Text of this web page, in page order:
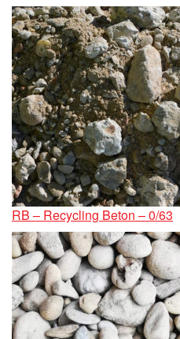
RB – Recycling Beton – 0/63